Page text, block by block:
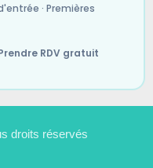
· Premières
RDV gratuit
droits réservés